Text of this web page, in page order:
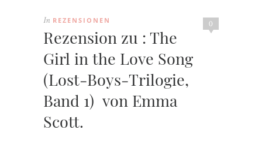
0
In REZENSIONEN
Rezension zu : The
Girl in the Love Song
(Lost-Boys-Trilogie,
Band 1) von Emma
Scott.